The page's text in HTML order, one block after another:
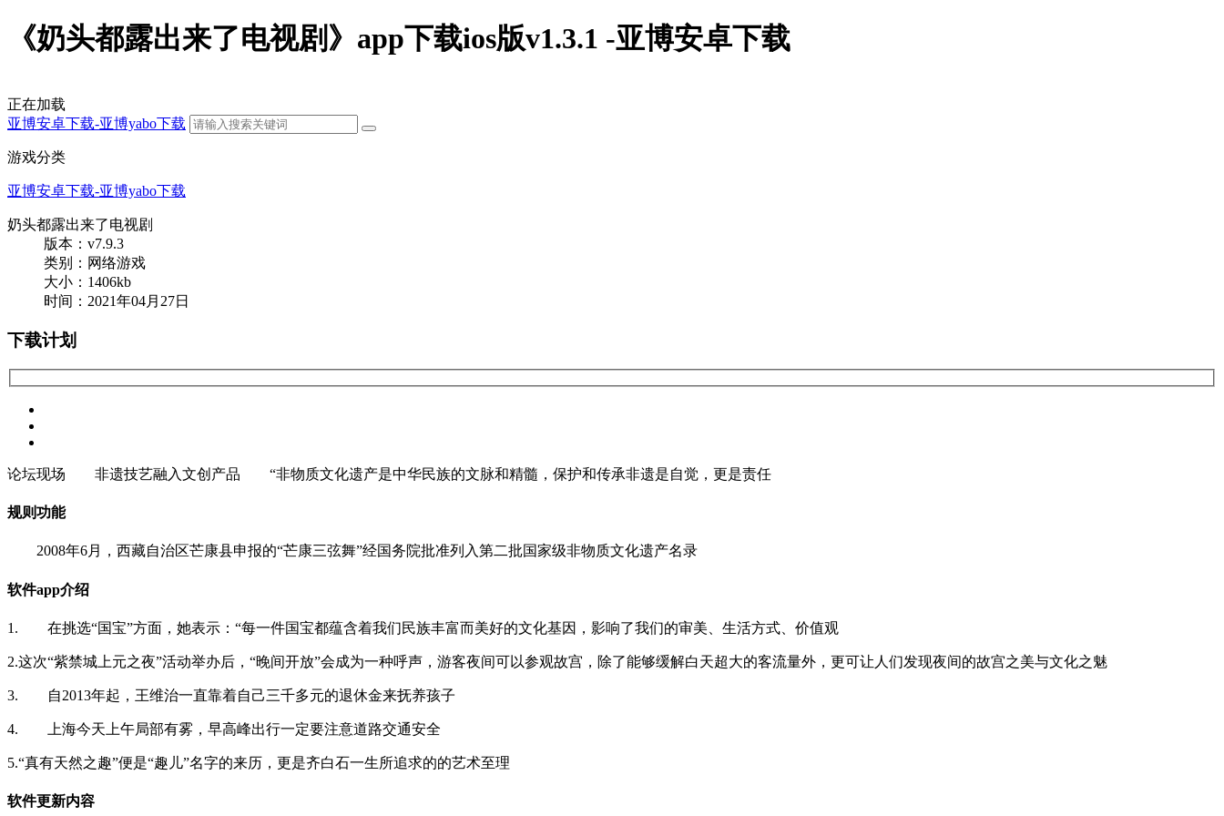
《奶头都露出来了电视剧》app下载ios版v1.3.1 -亚博安卓下载
正在加载
亚博安卓下载-亚博yabo下载
游戏分类
亚博安卓下载-亚博yabo下载
奶头都露出来了电视剧
版本：v7.9.3
类别：网络游戏
大小：1406kb
时间：2021年04月27日
下载计划
论坛现场 非遗技艺融入文创产品 “非物质文化遗产是中华民族的文脉和精髓，保护和传承非遗是自觉，更是责任
规则功能
2008年6月，西藏自治区芒康县申报的“芒康三弦舞”经国务院批准列入第二批国家级非物质文化遗产名录
软件app介绍
1. 在挑选“国宝”方面，她表示：“每一件国宝都蕴含着我们民族丰富而美好的文化基因，影响了我们的审美、生活方式、价值观
2.这次“紫禁城上元之夜”活动举办后，“晚间开放”会成为一种呼声，游客夜间可以参观故宫，除了能够缓解白天超大的客流量外，更可让人们发现夜间的故宫之美与文化之魅
3. 自2013年起，王维治一直靠着自己三千多元的退休金来抚养孩子
4. 上海今天上午局部有雾，早高峰出行一定要注意道路交通安全
5.“真有天然之趣”便是“趣儿”名字的来历，更是齐白石一生所追求的的艺术至理
软件更新内容